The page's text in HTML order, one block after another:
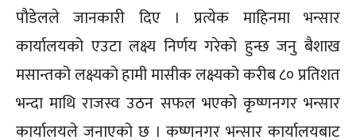
पौडेलले जानकारी दिए । प्रत्येक माहिनमा भन्सार
कार्यालयको एउटा लक्ष्य निर्णय गरेको हुन्छ जनु बैशाख
मसान्तको लक्ष्यको हामी मासीक लक्ष्यको करीब ८० प्रतिशत
भन्दा माथि राजस्व उठन सफल भएको कृष्णनगर भन्सार
कार्यालयले जनाएको छ । कष्णनगर भन्सार कार्यालयबाट